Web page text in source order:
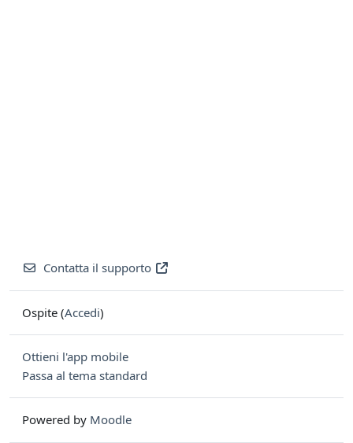
Contatta il supporto
Ospite (Accedi)
Ottieni l'app mobile
Passa al tema standard
Powered by Moodle